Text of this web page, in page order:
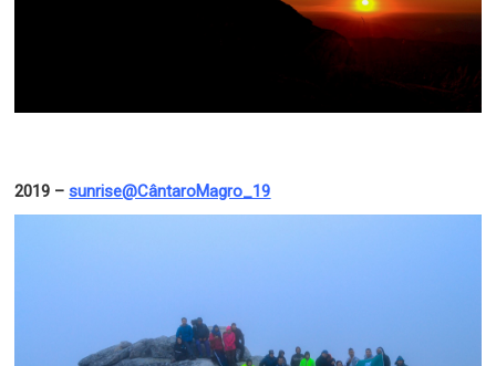
2019 –sunrise@CântaroMagro_19